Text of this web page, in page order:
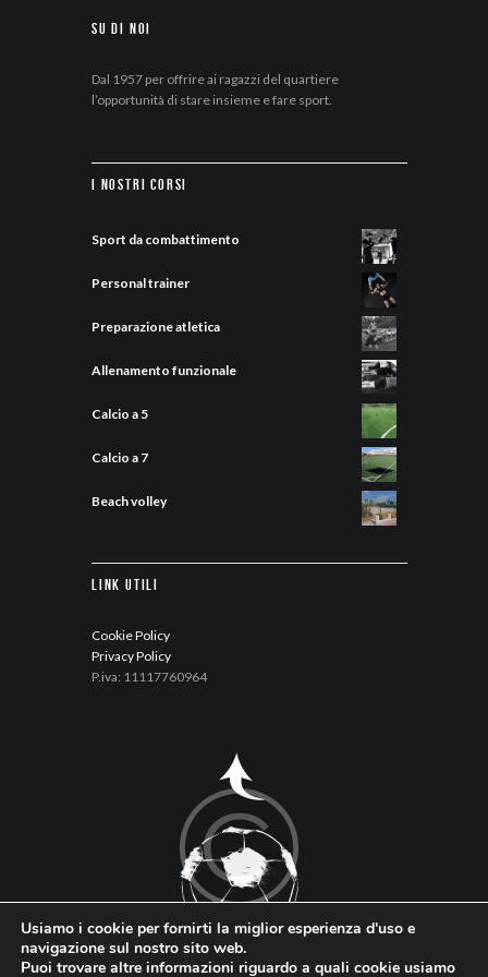
Su di Noi
Dal 1957 per offrire ai ragazzi del quartiere
l’opportunità di stare insieme e fare sport.
I nostri corsi
Sport da combattimento
Personal trainer
Preparazione atletica
Allenamento funzionale
Calcio a 5
Calcio a 7
Beach volley
Link Utili
Cookie Policy
Privacy Policy
P.iva: 11117760964
Usiamo i cookie per fornirti la miglior esperienza d'uso e
navigazione sul nostro sito web.
Puoi trovare altre informazioni riguardo a quali cookie usiamo